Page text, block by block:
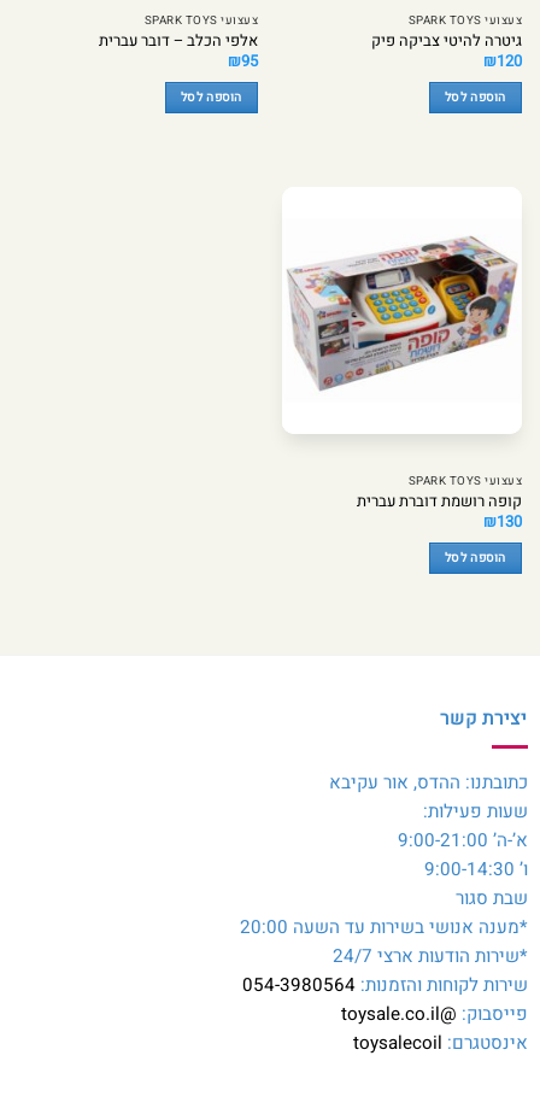
צעצועי SPARK TOYS
גיטרה להיטי צביקה פיק
₪120
הוספה לסל
צעצועי SPARK TOYS
אלפי הכלב – דובר עברית
₪95
הוספה לסל
צעצועי SPARK TOYS
קופה רושמת דוברת עברית
₪130
הוספה לסל
יצירת קשר
כתובתנו: ההדס, אור עקיבא
שעות פעילות:
א’-ה’ 9:00-21:00
ו’ 9:00-14:30
שבת סגור
*מענה אנושי בשירות עד השעה 20:00
*שירות הודעות ארצי 24/7
שירות לקוחות והזמנות: 054-3980564
פייסבוק: @toysale.co.il
אינסטגרם: toysalecoil